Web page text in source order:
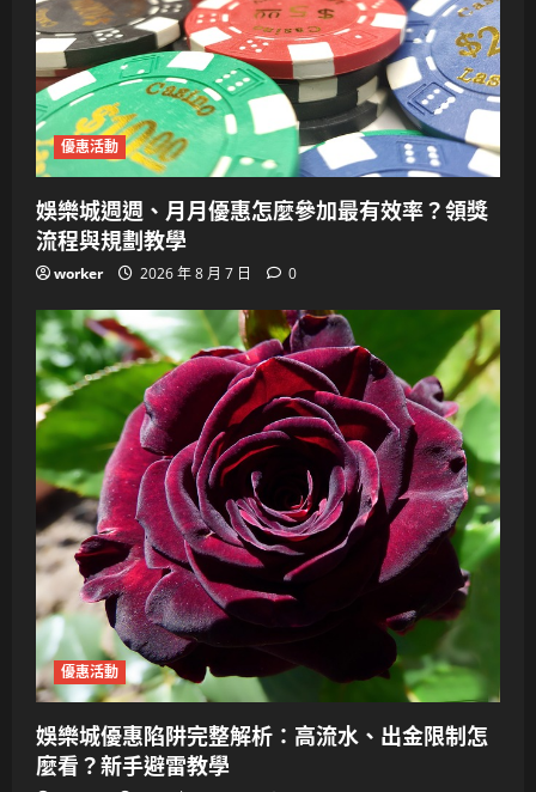
優惠活動
娛樂城週週、月月優惠怎麼參加最有效率？領獎
流程與規劃教學
worker 2026 年 8 月 7 日 0
優惠活動
娛樂城優惠陷阱完整解析：高流水、出金限制怎
麼看？新手避雷教學